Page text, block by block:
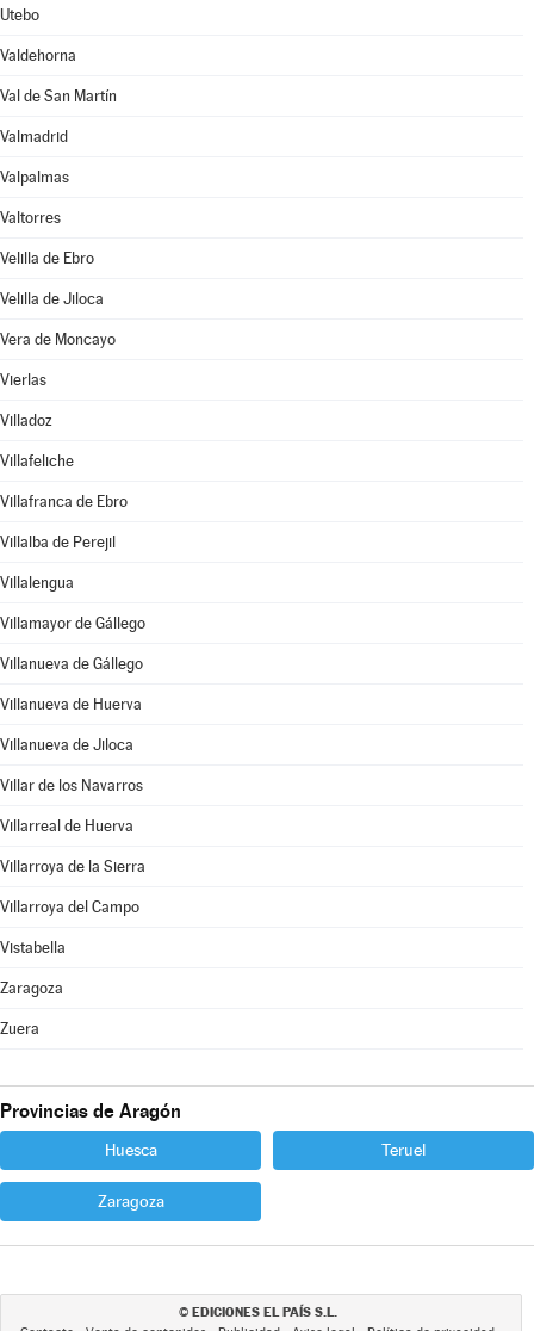
Utebo
Valdehorna
Val de San Martín
Valmadrid
Valpalmas
Valtorres
Velilla de Ebro
Velilla de Jiloca
Vera de Moncayo
Vierlas
Villadoz
Villafeliche
Villafranca de Ebro
Villalba de Perejil
Villalengua
Villamayor de Gállego
Villanueva de Gállego
Villanueva de Huerva
Villanueva de Jiloca
Villar de los Navarros
Villarreal de Huerva
Villarroya de la Sierra
Villarroya del Campo
Vistabella
Zaragoza
Zuera
Provincias de Aragón
Huesca Teruel
Zaragoza
© EDICIONES EL PAÍS S.L.